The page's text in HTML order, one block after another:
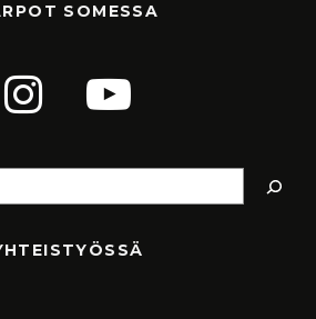
SOMESSA